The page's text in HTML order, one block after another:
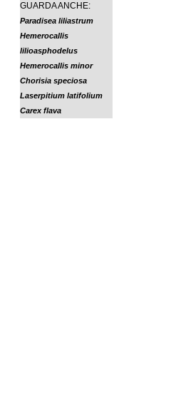
GUARDA ANCHE:
Paradisea liliastrum
Hemerocallis
lilioasphodelus
Hemerocallis minor
Chorisia speciosa
Laserpitium latifolium
Carex flava